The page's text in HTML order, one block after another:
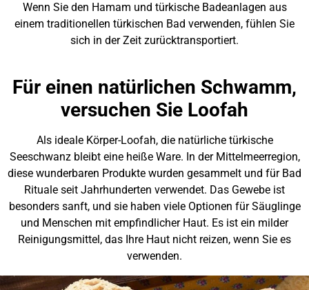
Wenn Sie den Hamam und türkische Badeanlagen aus
einem traditionellen türkischen Bad verwenden, fühlen Sie
sich in der Zeit zurücktransportiert.
Für einen natürlichen Schwamm,
versuchen Sie Loofah
Als ideale Körper-Loofah, die natürliche türkische
Seeschwanz bleibt eine heiße Ware. In der Mittelmeerregion,
diese wunderbaren Produkte wurden gesammelt und für Bad
Rituale seit Jahrhunderten verwendet. Das Gewebe ist
besonders sanft, und sie haben viele Optionen für Säuglinge
und Menschen mit empfindlicher Haut. Es ist ein milder
Reinigungsmittel, das Ihre Haut nicht reizen, wenn Sie es
verwenden.